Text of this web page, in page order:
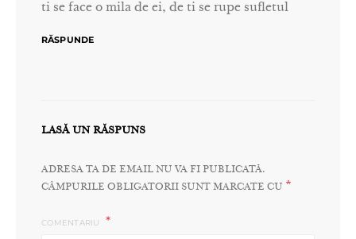
ti se face o mila de ei, de ti se rupe sufletul
RĂSPUNDE
LASĂ UN RĂSPUNS
ADRESA TA DE EMAIL NU VA FI PUBLICATĂ.
CÂMPURILE OBLIGATORII SUNT MARCATE CU *
COMENTARIU